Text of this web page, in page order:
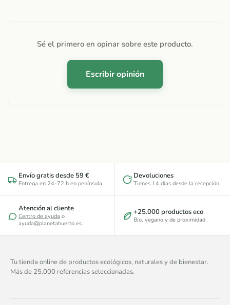
Sé el primero en opinar sobre este producto.
Escribir opinión
Envío gratis desde 59 €
Entrega en 24-72 h en península
Devoluciones
Tienes 14 días desde la recepción
Atención al cliente
Centro de ayuda o
ayuda@planetahuerto.es
+25.000 productos eco
Bio, vegano y de proximidad
Tu tienda online de productos ecológicos, naturales y de bienestar.
Más de 25.000 referencias seleccionadas.